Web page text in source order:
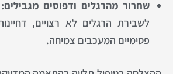
שחרור מהרגלים ודפוסים מגבילים:
לשבירת הרגלים לא רצויים,
פסימיים המעכבים צמיחה.